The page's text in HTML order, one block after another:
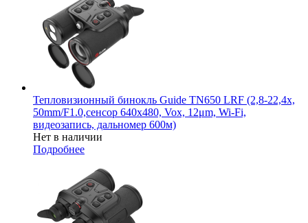
Тепловизионный бинокль Guide TN650 LRF (2,8-22,4x,
50mm/F1.0,сенсор 640х480, Vox, 12μm, Wi-Fi,
видеозапись, дальномер 600м)
Нет в наличии
Подробнее